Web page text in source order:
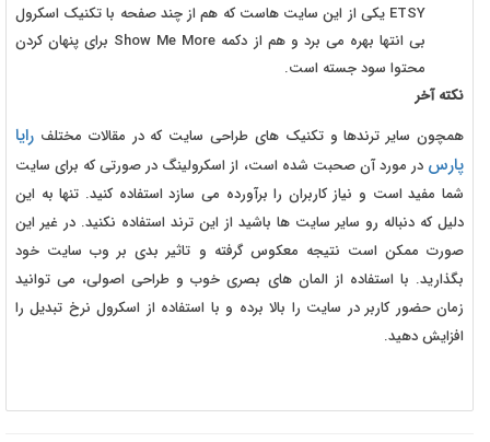
ETSY یکی از این سایت هاست که هم از چند صفحه با تکنیک اسکرول
بی انتها بهره می برد و هم از دکمه Show Me More برای پنهان کردن
محتوا سود جسته است.
نکته آخر
همچون سایر ترندها و تکنیک های طراحی سایت که در مقالات مختلف رایا
پارس در مورد آن صحبت شده است، از اسکرولینگ در صورتی که برای سایت
شما مفید است و نیاز کاربران را برآورده می سازد استفاده کنید. تنها به این
دلیل که دنباله رو سایر سایت ها باشید از این ترند استفاده نکنید. در غیر این
صورت ممکن است نتیجه معکوس گرفته و تاثیر بدی بر وب سایت خود
بگذارید. با استفاده از المان های بصری خوب و طراحی اصولی، می توانید
زمان حضور کاربر در سایت را بالا برده و با استفاده از اسکرول نرخ تبدیل را
افزایش دهید.